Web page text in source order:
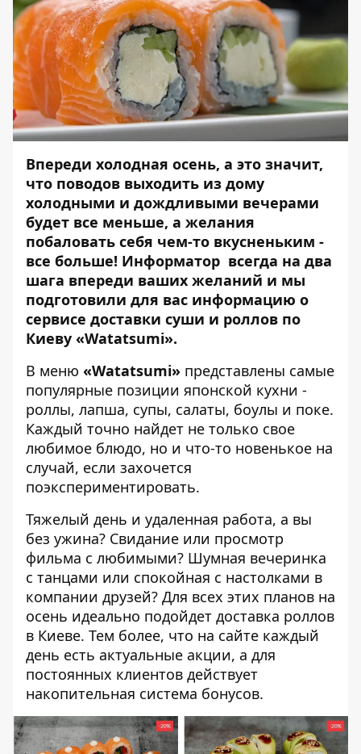
Впереди холодная осень, а это значит,
что поводов выходить из дому
холодными и дождливыми вечерами
будет все меньше, а желания
побаловать себя чем-то вкусненьким -
все больше! Информатор всегда на два
шага впереди ваших желаний и мы
подготовили для вас информацию о
сервисе доставки суши и роллов по
Киеву «Watatsumi».
В меню «Watatsumi» представлены самые
популярные позиции японской кухни -
роллы, лапша, супы, салаты, боулы и поке.
Каждый точно найдет не только свое
любимое блюдо, но и что-то новенькое на
случай, если захочется
поэкспериментировать.
Тяжелый день и удаленная работа, а вы
без ужина? Свидание или просмотр
фильма с любимыми? Шумная вечеринка
с танцами или спокойная с настолками в
компании друзей? Для всех этих планов на
осень идеально подойдет доставка роллов
в Киеве. Тем более, что на сайте каждый
день есть актуальные акции, а для
постоянных клиентов действует
накопительная система бонусов.